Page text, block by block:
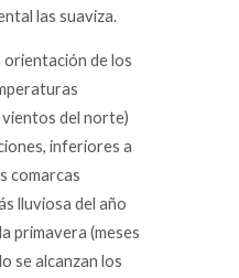
las suaviza.
orientación de los
del norte)
inferiores a
comarcas
lluviosa del año
primavera (meses
se alcanzan los